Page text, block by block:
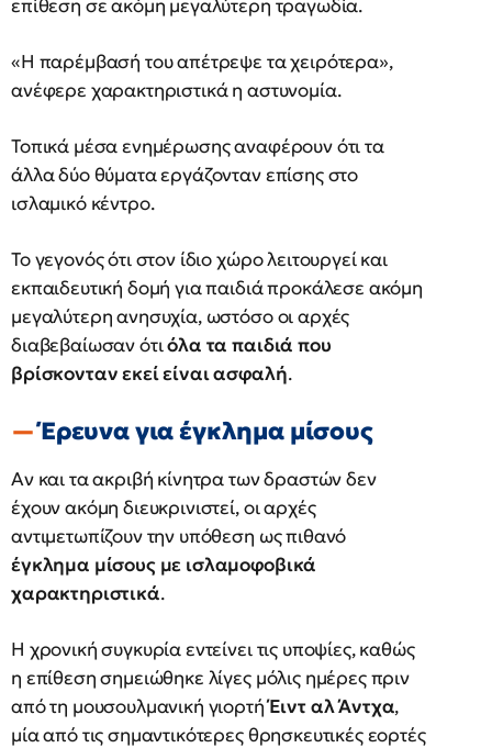
επίθεση σε ακόμη μεγαλύτερη τραγωδία.
«Η παρέμβασή του απέτρεψε τα χειρότερα»,
ανέφερε χαρακτηριστικά η αστυνομία.
Τοπικά μέσα ενημέρωσης αναφέρουν ότι τα
άλλα δύο θύματα εργάζονταν επίσης στο
ισλαμικό κέντρο.
Το γεγονός ότι στον ίδιο χώρο λειτουργεί και
εκπαιδευτική δομή για παιδιά προκάλεσε ακόμη
μεγαλύτερη ανησυχία, ωστόσο οι αρχές
διαβεβαίωσαν ότιόλα τα παιδιά που
βρίσκονταν εκεί είναι ασφαλή.
Έρευνα για έγκλημα μίσους
Αν και τα ακριβή κίνητρα των δραστών δεν
έχουν ακόμη διευκρινιστεί, οι αρχές
αντιμετωπίζουν την υπόθεση ως πιθανό
έγκλημα μίσους με ισλαμοφοβικά
χαρακτηριστικά.
Η χρονική συγκυρία εντείνει τις υποψίες, καθώς
η επίθεση σημειώθηκε λίγες μόλις ημέρες πριν
από τη μουσουλμανική γιορτήΈιντ αλ Άντχα,
μία από τις σημαντικότερες θρησκευτικές εορτές